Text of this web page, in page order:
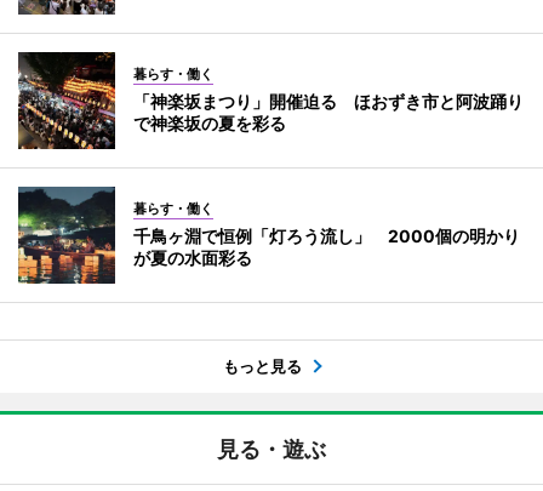
暮らす・働く
「神楽坂まつり」開催迫る ほおずき市と阿波踊り
で神楽坂の夏を彩る
暮らす・働く
千鳥ヶ淵で恒例「灯ろう流し」 2000個の明かり
が夏の水面彩る
もっと見る
見る・遊ぶ